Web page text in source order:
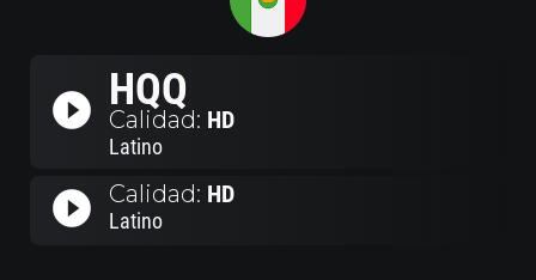
play_circle_filled HQQ
Calidad: HD
Latino
play_circle_filled Calidad: HD
Latino